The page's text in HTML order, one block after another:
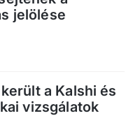
jelölése
a Kalshi és
vizsgálatok